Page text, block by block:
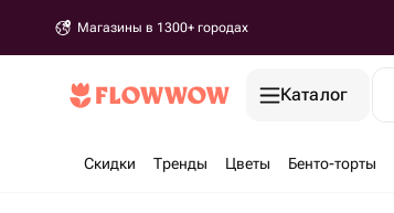
Магазины в 1300+ городах
Каталог
Скидки Тренды Цветы Бенто-торты